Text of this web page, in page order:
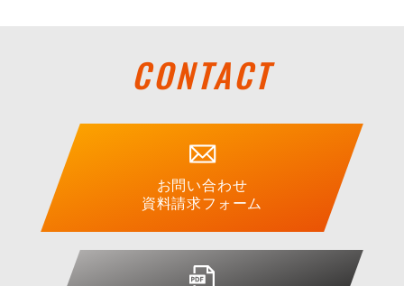
CONTACT
お問い合わせ
資料請求フォーム